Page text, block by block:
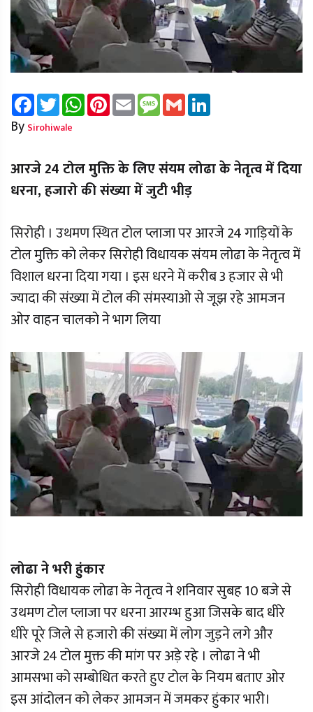
FacebookTwitterWhatsAppPinterest
Email Message
Gmail
By Sirohiwale
आरजे 24 टोल मुक्ति के लिए संयम लोढा के नेतृत्व में दिया
धरना, हजारो की संख्या में जुटी भीड़
सिरोही । उथमण स्थित टोल प्लाजा पर आरजे 24 गाड़ियों के
टोल मुक्ति को लेकर सिरोही विधायक संयम लोढा के नेतृत्व में
विशाल धरना दिया गया । इस धरने में करीब 3 हजार से भी
ज्यादा की संख्या में टोल की संमस्याओ से जूझ रहे आमजन
ओर वाहन चालको ने भाग लिया
लोढा ने भरी हुंकार
सिरोही विधायक लोढा के नेतृत्व ने शनिवार सुबह 10 बजे से
उथमण टोल प्लाजा पर धरना आरम्भ हुआ जिसके बाद धीरे
धीरे पूरे जिले से हजारो की संख्या में लोग जुड़ने लगे और
आरजे 24 टोल मुक्त की मांग पर अड़े रहे । लोढा ने भी
आमसभा को सम्बोधित करते हुए टोल के नियम बताए ओर
इस आंदोलन को लेकर आमजन में जमकर हुंकार भारी।